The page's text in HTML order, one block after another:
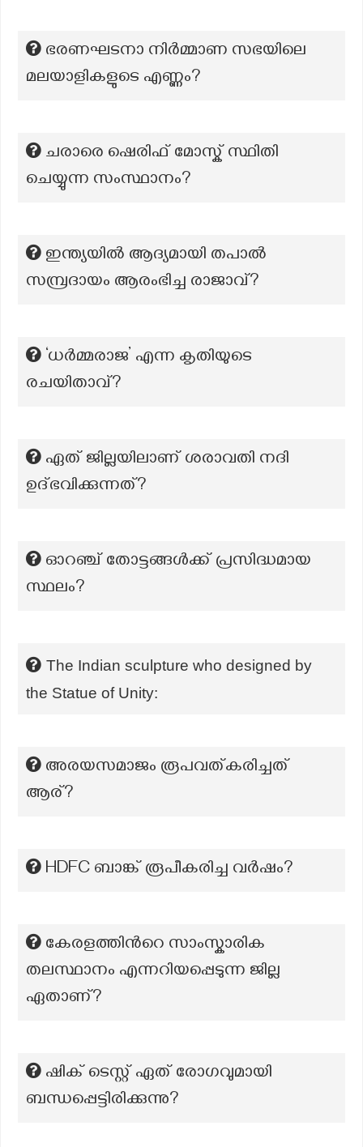
ഭരണഘടനാ നിർമ്മാണ സഭയിലെ
മലയാളികളുടെ എണ്ണം?
ചരാരെ ഷെരിഫ് മോസ്ക് സ്ഥിതി
ചെയ്യുന്ന സംസ്ഥാനം?
ഇന്ത്യയിൽ ആദ്യമായി തപാൽ
സമ്പ്രദായം ആരംഭിച്ച രാജാവ്?
‘ധർമ്മരാജ’ എന്ന കൃതിയുടെ
രചയിതാവ്?
ഏത് ജില്ലയിലാണ് ശരാവതി നദി
ഉദ്ഭവിക്കുന്നത്?
ഓറഞ്ച് തോട്ടങ്ങള്‍ക്ക് പ്രസിദ്ധമായ
സ്ഥലം?
The Indian sculpture who designed by
the Statue of Unity:
അരയസമാജം രൂപവത്കരിച്ചത്
ആര്?
HDFC ബാങ്ക് രൂപീകരിച്ച വർഷം?
കേരളത്തിൻറെ സാംസ്കാരിക
തലസ്ഥാനം എന്നറിയപ്പെടുന്ന ജില്ല
ഏതാണ്?
ഷിക് ടെസ്റ്റ് ഏത് രോഗവുമായി
ബന്ധപ്പെട്ടിരിക്കുന്നു?